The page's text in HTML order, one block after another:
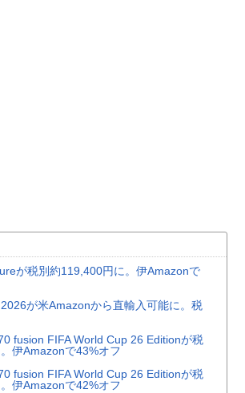
が税別約119,400円に。伊Amazonで
が米Amazonから直輸入可能に。税
fusion FIFA World Cup 26 Editionが税
伊Amazonで43%オフ
fusion FIFA World Cup 26 Editionが税
伊Amazonで42%オフ